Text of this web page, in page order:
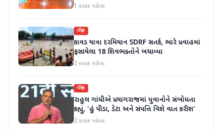
1 કલાક પહેલા
રાષ્ટ્રીય
કાવડ યાત્રા દરમિયાન SDRF સતર્ક, ભારે પ્રવાહમાં
ફસાયેલા 18 શિવભક્તોને બચાવ્યા
2 કલાક પહેલા
રાષ્ટ્રીય
રાહુલ ગાંધીએ પ્રયાગરાજમાં યુવાનોને સંબોધતા
કહ્યું, 'હું પીડા, ડેટા અને સંપત્તિ વિશે વાત કરીશ'
2 કલાક પહેલા